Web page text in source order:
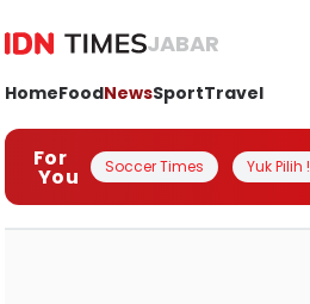
JABAR
HomeFoodNewsSportTravel
For
You Soccer Times Yuk Pilih !